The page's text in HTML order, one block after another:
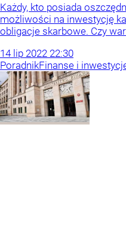
Każdy, kto posiada
możliwości na inwestycję
obligacje skarbowe. Czy
14 lip 2022 22:30
PoradnikFinanse i